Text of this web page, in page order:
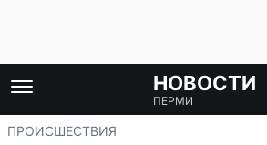
НОВОСТИ
ПЕРМИ
ПРОИСШЕСТВИЯ